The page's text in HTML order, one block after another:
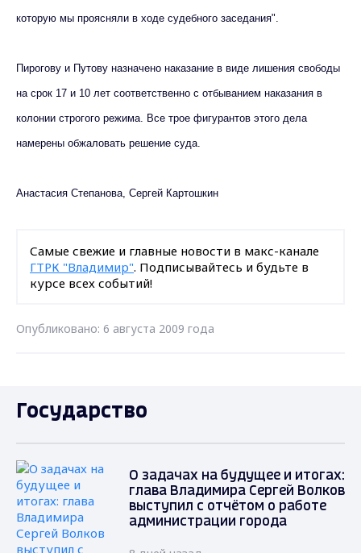
которую мы проясняли в ходе судебного заседания".
Пирогову и Путову назначено наказание в виде лишения свободы
на срок 17 и 10 лет соответственно с отбыванием наказания в
колонии строгого режима. Все трое фигурантов этого дела
намерены обжаловать решение суда.
Анастасия Степанова, Сергей Картошкин
Самые свежие и главные новости в макс-канале
ГТРК "Владимир". Подписывайтесь и будьте в
курсе всех событий!
Опубликовано: 6 августа 2009 года
Государство
О задачах на будущее и итогах:
глава Владимира Сергей Волков
выступил с отчётом о работе
администрации города